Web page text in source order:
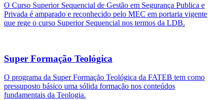
O Curso Superior Sequencial de Gestão em Segurança Publica e
Privada é amparado e reconhecido pelo MEC em portaria vigente
que rege o curso Superior Sequencial nos termos da LDB.
Super Formação Teológica
O programa da Super Formação Teológica da FATEB tem como
pressuposto básico uma sólida formação nos conteúdos
fundamentais da Teologia.